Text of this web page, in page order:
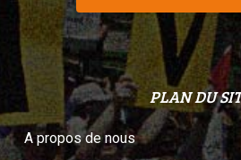
PLAN DU
A propos de nous